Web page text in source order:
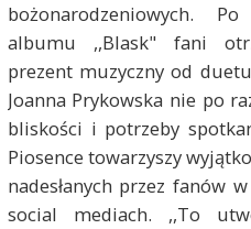
bożonarodzeniowych.
albumu ,,Blask" fani
prezent muzyczny od
Joanna Prykowska nie po
bliskości i potrzeby
Piosence towarzyszy
nadesłanych przez fanów
social mediach. ,,To